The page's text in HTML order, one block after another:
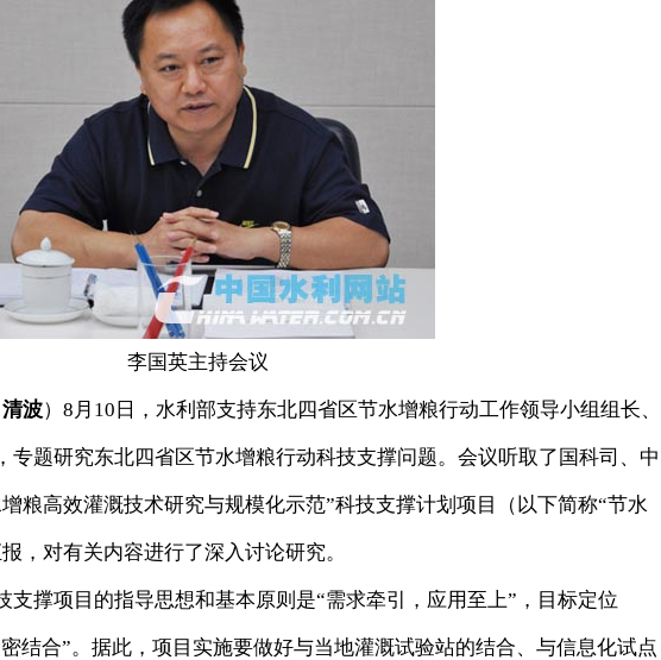
李国英主持会议
清波）8月10日，水利部支持东北四省区节水增粮行动工作领导小组组长、
专题研究东北四省区节水增粮行动科技支撑问题。会议听取了国科司、中
粮高效灌溉技术研究与规模化示范”科技支撑计划项目（以下简称“节水
，对有关内容进行了深入讨论研究。
撑项目的指导思想和基本原则是“需求牵引，应用至上”，目标定位
结合”。据此，项目实施要做好与当地灌溉试验站的结合、与信息化试点